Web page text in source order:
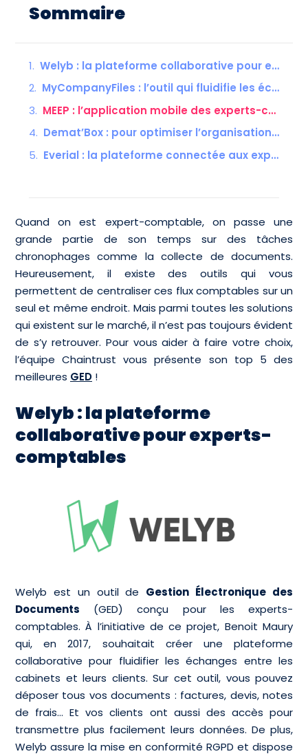
Sommaire
Welyb : la plateforme collaborative pour experts-comptables
MyCompanyFiles : l’outil qui fluidifie les échanges entre cabinets et clients
MEEP : l’application mobile des experts-comptables de demain
Demat’Box : pour optimiser l’organisation de votre cabinet
Everial : la plateforme connectée aux experts-comptables et à leurs clients
Quand on est expert-comptable, on passe une
grande partie de son temps sur des tâches
chronophages comme la collecte de documents.
Heureusement, il existe des outils qui vous
permettent de centraliser ces flux comptables sur un
seul et même endroit. Mais parmi toutes les solutions
qui existent sur le marché, il n’est pas toujours évident
de s’y retrouver. Pour vous aider à faire votre choix,
l’équipe Chaintrust vous présente son top 5 des
meilleures GED !
Welyb : la plateforme
collaborative pour experts-
comptables
Welyb est un outil de Gestion Électronique des
Documents (GED) conçu pour les experts-
comptables. À l’initiative de ce projet, Benoit Maury
qui, en 2017, souhaitait créer une plateforme
collaborative pour fluidifier les échanges entre les
cabinets et leurs clients. Sur cet outil, vous pouvez
déposer tous vos documents : factures, devis, notes
de frais… Et vos clients ont aussi des accès pour
transmettre plus facilement leurs données. De plus,
Welyb assure la mise en conformité RGPD et dispose